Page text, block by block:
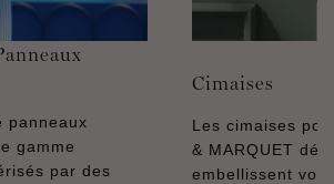
panneaux
gamme
par des
Cimaises
Les cimaises
& MARQUET
embellissent vos